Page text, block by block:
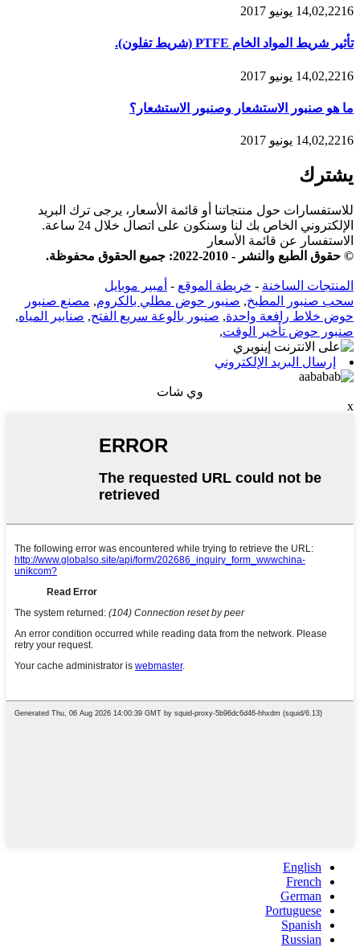
14,02,2216 يونيو 2017
تأثير شريط المواد الخام PTFE (شريط تفلون).
14,02,2216 يونيو 2017
ما هو صنبور الاستشعار وصنبور الاستشعار؟
14,02,2216 يونيو 2017
يشترك
للاستفسارات حول منتجاتنا أو قائمة الأسعار، يرجى ترك البريد
الإلكتروني الخاص بك لنا وسنكون على اتصال خلال 24 ساعة.
الاستفسار عن قائمة الأسعار
© حقوق الطبع والنشر - 2010-2022: جميع الحقوق محفوظة.
المنتجات الساخنة - خريطة الموقع - أمبير موبايل
سحب صنبور المطبخ, صنبور حوض مطلي بالكروم, مصنع صنبور
حوض خلاط رافعة واحدة, صنبور بالوعة سريع الفتح, صنابير المياه,
صنبور حوض تأخير الوقت,
إرسال البريد الإلكتروني
وي شات
x
English
French
German
Portuguese
Spanish
Russian